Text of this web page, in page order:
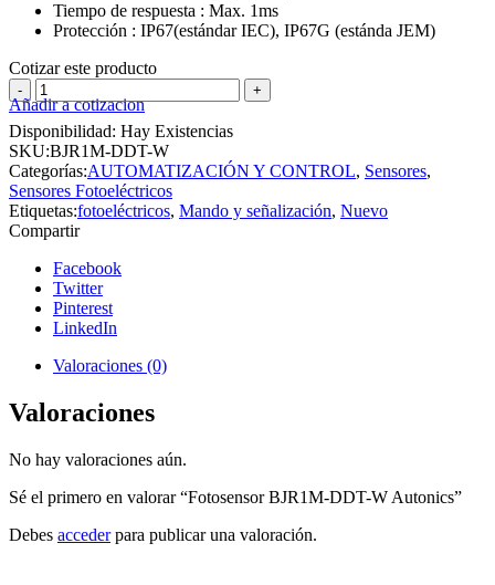
Tiempo de respuesta : Max. 1ms
Protección : IP67(estándar IEC), IP67G (estánda JEM)
Cotizar este producto
Fotosensor
BJR1M-
DDT-
W
Autonics
cantidad
Añadir a cotizacion
Disponibilidad: Hay Existencias
SKU:BJR1M-DDT-W
Categorías:AUTOMATIZACIÓN Y CONTROL, Sensores,
Sensores Fotoeléctricos
Etiquetas:fotoeléctricos, Mando y señalización, Nuevo
Compartir
Facebook
Twitter
Pinterest
LinkedIn
Valoraciones (0)
Valoraciones
No hay valoraciones aún.
Sé el primero en valorar “Fotosensor BJR1M-DDT-W Autonics”
Debes accederpara publicar una valoración.